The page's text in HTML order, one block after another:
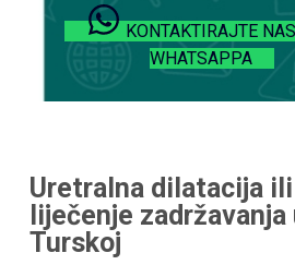
KONTAKTIRAJTE
WHATSAPPA
Uretralna dilatacija
liječenje zadržavanja
Turskoj